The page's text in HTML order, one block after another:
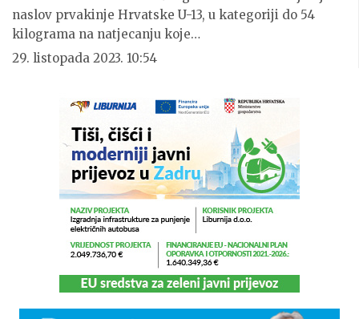
naslov prvakinje Hrvatske U-13, u kategoriji do 54
kilograma na natjecanju koje…
29. listopada 2023. 10:54